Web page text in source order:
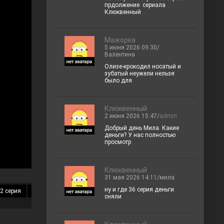
серия 14 серия 15 серия 16 серия
прдолжение сериала
Клюквенный
Мажорка
5 июня 2026 09:30/
Валентина
Олизе-крокодил носатый и
зубатый неужели нельзя
было для
Клюквенный
2 июня 2026 15:47/admin
Добрый день Мила. Какие
деньги? У нас полностью
просмотр
Клюквенный
31 мая 2026 14:11/мила
ну и где 36 серия деньги
сняли